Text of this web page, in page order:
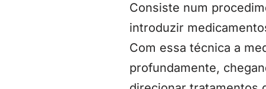
Consiste num
introduzir
Com essa técnica a
profundamente,